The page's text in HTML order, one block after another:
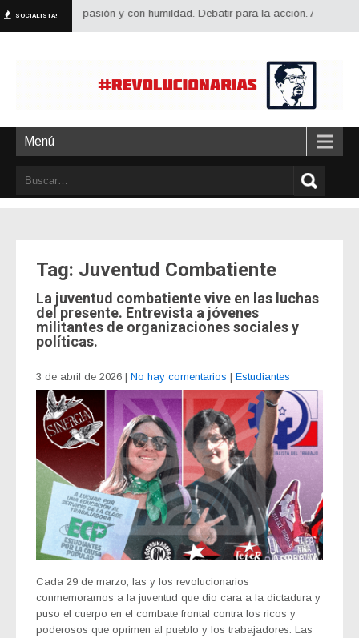
SOCIALISTA!con pasión y con humildad. Debatir para la acción. Alimentar el
Menú
Tag: Juventud Combatiente
La juventud combatiente vive en las luchas
del presente. Entrevista a jóvenes
militantes de organizaciones sociales y
políticas.
3 de abril de 2026 | No hay comentarios | Estudiantes
Cada 29 de marzo, las y los revolucionarios
conmemoramos a la juventud que dio cara a la dictadura y
puso el cuerpo en el combate frontal contra los ricos y
poderosos que oprimen al pueblo y los trabajadores. Las